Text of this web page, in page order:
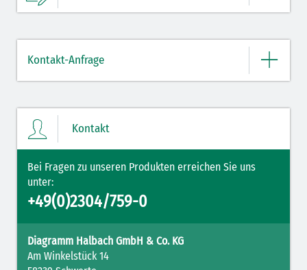
ZUM MERKZETTEL
Kontakt-Anfrage
Kontakt
Bei Fragen zu unseren Produkten erreichen Sie uns
unter:
+49(0)2304/759-0
Diagramm Halbach GmbH & Co. KG
Am Winkelstück 14